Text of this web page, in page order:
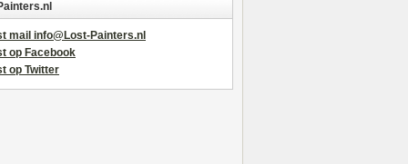
mail info@Lost-Painters.nl
op Facebook
op Twitter